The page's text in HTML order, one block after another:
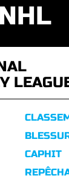
NHL
CAPHIT